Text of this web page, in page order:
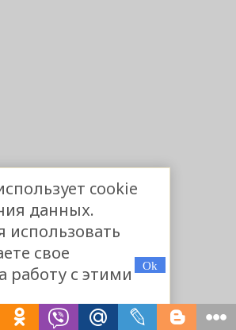
cookie
данных.
использовать
свое
работу с этими